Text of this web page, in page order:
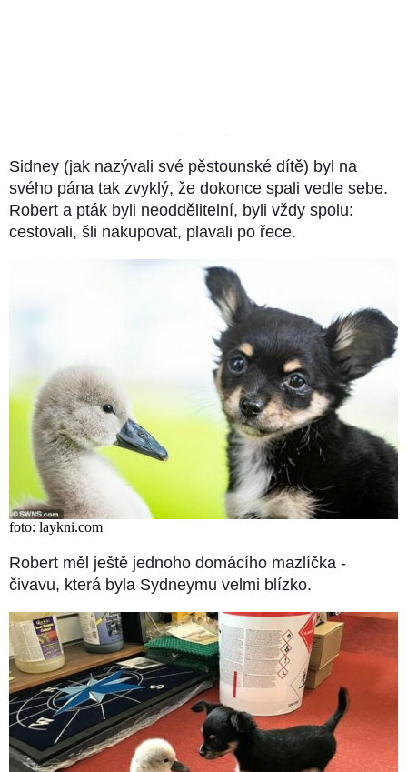
––––––––––
Sidney (jak nazývali své pěstounské dítě) byl na
svého pána tak zvyklý, že dokonce spali vedle sebe.
Robert a pták byli neoddělitelní, byli vždy spolu:
cestovali, šli nakupovat, plavali po řece.
foto: laykni.com
Robert měl ještě jednoho domácího mazlíčka -
čivavu, která byla Sydneymu velmi blízko.